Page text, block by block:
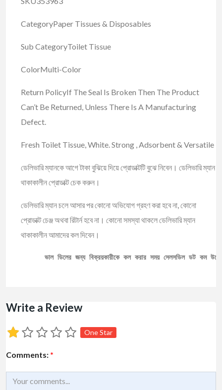
CategoryPaper Tissues & Disposables
Sub CategoryToilet Tissue
ColorMulti-Color
Return PolicyIf The Seal Is Broken Then The Product
Can’t Be Returned, Unless There Is A Manufacturing
Defect.
Fresh Toilet Tissue, White. Strong , Adsorbent & Versatile
ডেলিভারি ম্যানকে আগে টাকা বুঝিয়ে দিয়ে প্রোডাক্টটি বুঝে নিবেন। ডেলিভারি ম্যান
থাকাকালীন প্রোডাক্ট চেক করুন।
ডেলিভারি ম্যান চলে আসার পর কোনো অভিযোগ গ্রহণ করা হবে না, কোনো
প্রোডাক্ট চেঞ্জ অথবা রিটার্ন হবে না। কোনো সমস্যা থাকলে ডেলিভারি ম্যান
থাকাকালীন আমাদের কল দিবেন।
ভাল ডিলের জন্য বিক্রয়কারীকে কল করার সময় সেলসডিল ডট কম
Write a Review
One Star
Comments: *